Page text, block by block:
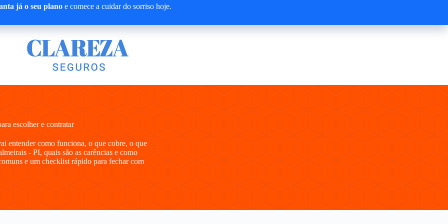
já o seu planoe comece a cuidar do sorriso hoje.
escolher e contratar
entender como funciona, o que cobre, o que
- PI, quais são as carências e como
e um checklist rápido para fechar com